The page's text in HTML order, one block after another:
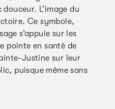
L’image du
Ce symbole,
s’appuie sur les
pointe en santé de
Justine sur leur
puisque même sans